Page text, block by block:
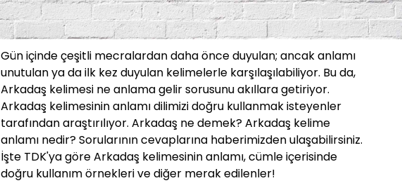
Gün içinde çeşitli mecralardan daha önce duyulan; ancak anlamı
unutulan ya da ilk kez duyulan kelimelerle karşılaşılabiliyor. Bu da,
Arkadaş kelimesi ne anlama gelir sorusunu akıllara getiriyor.
Arkadaş kelimesinin anlamı dilimizi doğru kullanmak isteyenler
tarafından araştırılıyor. Arkadaş ne demek? Arkadaş kelime
anlamı nedir? Sorularının cevaplarına haberimizden ulaşabilirsiniz.
İşte TDK'ya göre Arkadaş kelimesinin anlamı, cümle içerisinde
doğru kullanım örnekleri ve diğer merak edilenler!